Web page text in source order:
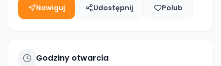
Nawiguj Udostępnij Polub
Godziny otwarcia